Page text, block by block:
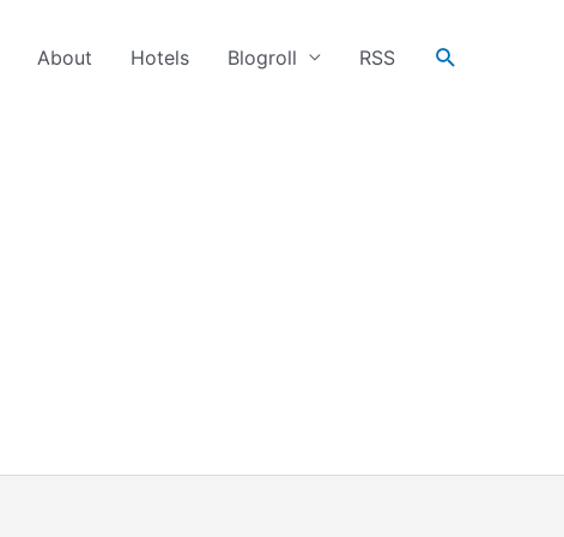
About Hotels Blogroll RSS
搜